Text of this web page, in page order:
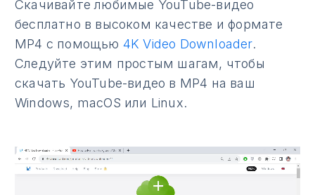
Скачивайте любимые YouTube-видео
бесплатно в высоком качестве и формате
MP4 с помощью 4K Video Downloader.
Следуйте этим простым шагам, чтобы
скачать YouTube-видео в MP4 на ваш
Windows, macOS или Linux.